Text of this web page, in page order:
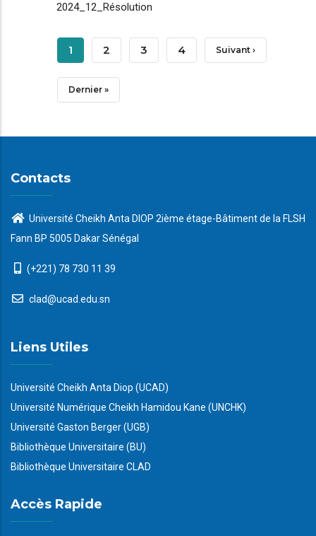
2024_12_Résolution
Pagination
Page
Courante
1 Page
2 Page
3 Page
4 Page
Suivant ›
Dernière
Dernier »
Contacts
Université Cheikh Anta DIOP 2ième étage-Bâtiment de la FLSH
Fann BP 5005 Dakar Sénégal
(+221) 78 730 11 39
clad@ucad.edu.sn
Liens Utiles
Université Cheikh Anta Diop (UCAD)
Université Numérique Cheikh Hamidou Kane (UNCHK)
Université Gaston Berger (UGB)
Bibliothèque Universitaire (BU)
Bibliothèque Universitaire CLAD
Accès Rapide